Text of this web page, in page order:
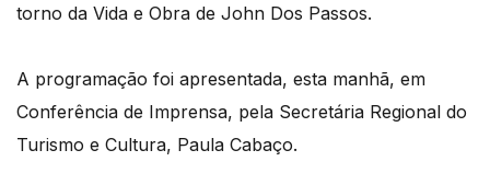
torno da Vida e Obra de John Dos Passos.
A programação foi apresentada, esta manhã, em
Conferência de Imprensa, pela Secretária Regional do
Turismo e Cultura, Paula Cabaço.